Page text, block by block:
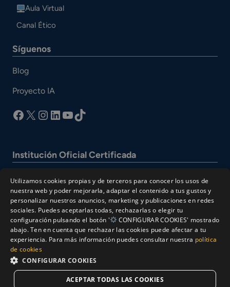
Aula Virtual
Canal Ético
Síguenos
Blog
Proyecto IA
facebook
X Instagram
LinkedIn
YouTube
TikTok
Institución Oficial Certificada
Aviso Legal
Política de Cookies
Utilizamos cookies propias y de terceros para conocer los usos de
nuestra web y poder mejorarla, adaptar el contenido a tus gustos y
personalizar nuestros anuncios, marketing y publicaciones en redes
sociales. Puedes aceptarlas todas, rechazarlas o elegir tu
configuración pulsando el botón '
CONFIGURAR COOKIES' mostrado
abajo. Ten en cuenta que rechazar las cookies puede afectar a tu
experiencia. Para más información puedes consultar nuestra política
de cookies
CONFIGURAR COOKIES
ACEPTAR TODAS LAS COOKIES